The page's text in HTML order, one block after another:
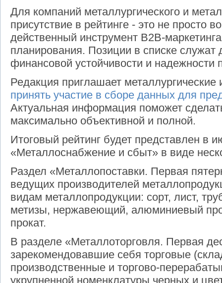
Для компаний металлургического и
присутствие в рейтинге - это не просто
действенный инструмент B2B-маркетинга
планирования. Позиции в списке служат
финансовой устойчивости и надежности
Редакция приглашает
принять участие в сборе данных для
Актуальная информация поможет
максимально объективной и полной.
Итоговый рейтинг будет представлен в
«Металлоснабжение и сбыт» в виде
Раздел «Металлопоставки. Первая
ведущих производителей
видам металлопродукции: сорт, лист,
метизы, нержавеющий, алюминиевый
прокат.
В разделе «Металлоторговля. Первая
зарекомендовавшие себя торговые
производственные и торгово-
укрупненной номенклатуры черных и